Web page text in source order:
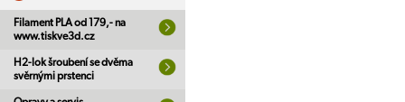
Filament PLA od 179,- na
www.tiskve3d.cz
H2-lok šroubení se dvěma
svěrnými prstenci